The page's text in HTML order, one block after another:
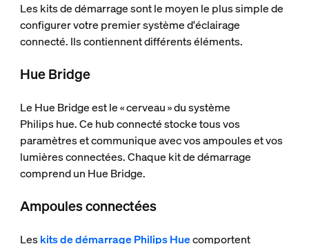
Les kits de démarrage sont le moyen le plus simple de
configurer votre premier système d'éclairage
connecté. Ils contiennent différents éléments.
Hue Bridge
Le Hue Bridge est le « cerveau » du système
Philips hue. Ce hub connecté stocke tous vos
paramètres et communique avec vos ampoules et vos
lumières connectées. Chaque kit de démarrage
comprend un Hue Bridge.
Ampoules connectées
Leskits de démarrage Philips Huecomportent